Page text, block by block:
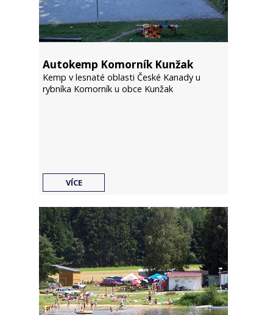
Autokemp Komorník Kunžak
Kemp v lesnaté oblasti České Kanady u
rybníka Komorník u obce Kunžak
VÍCE